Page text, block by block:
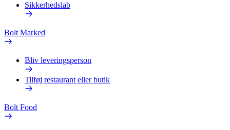
Sikkerhedslab
Bolt Marked
Bliv leveringsperson
Tilføj restaurant eller butik
Bolt Food